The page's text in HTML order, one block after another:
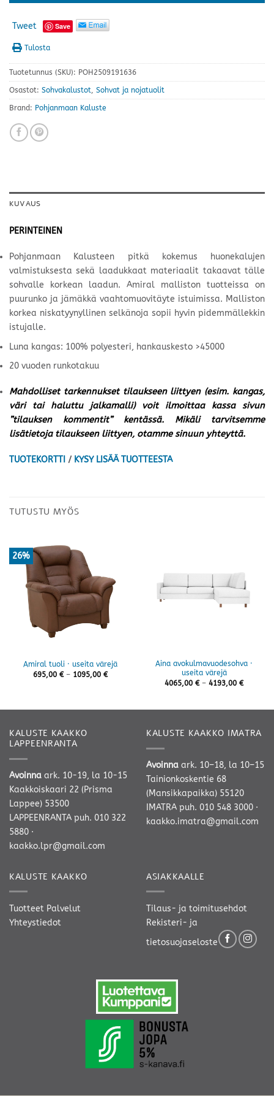
Tweet Save
Tulosta
Tuotetunnus (SKU): POH2509191636
Osastot: Sohvakalustot Sohvat ja nojatuolit
Brand: Pohjanmaan Kaluste
KUVAUS
PERINTEINEN
Pohjanmaan Kalusteen pitkä kokemus huonekalujen
valmistuksesta sekä laadukkaat materiaalit takaavat tälle
sohvalle korkean laadun. Amiral malliston tuotteissa on
puurunko ja jämäkkä vaahtomuovitäyte istuimissa. Malliston
korkea niskatyynyllinen selkänoja sopii hyvin pidemmällekkin
istujalle.
Luna kangas: 100% polyesteri, hankauskesto >45000
20 vuoden runkotakuu
Mahdolliset tarkennukset tilaukseen liittyen (esim. kangas,
väri tai haluttu jalkamalli) voit ilmoittaa kassa sivun
”tilauksen kommentit” kentässä. Mikäli tarvitsemme
lisätietoja tilaukseen liittyen, otamme sinuun yhteyttä.
TUOTEKORTTI / KYSY LISÄÄ TUOTTEESTA
TUTUSTU MYÖS
26%
Amiral tuoli · useita värejä
695,00 € – 1095,00 €Hintaluokka:
Aina avokulmavuodesohva ·
useita värejä
4065,00 € – 4193,00 €
KALUSTE KAAKKO
LAPPEENRANTA
Avoinna ark. 10-19, la 10-15
Kaakkoiskaari 22 (Prisma
Lappee) 53500
LAPPEENRANTA puh. 010 322
5880 ·
kaakko.lpr@gmail.com
KALUSTE KAAKKO IMATRA
Avoinna ark. 10–18, la 10–15
Tainionkoskentie 68
(Mansikkapaikka) 55120
IMATRA puh. 010 548 3000 ·
kaakko.imatra@gmail.com
KALUSTE KAAKKO
Tuotteet Palvelut
Yhteystiedot
ASIAKKAALLE
Tilaus- ja toimitusehdot
Rekisteri- ja
tietosuojaseloste